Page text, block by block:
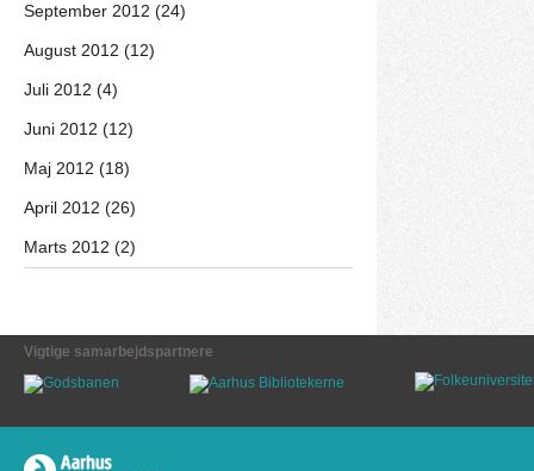
September 2012 (24)
August 2012 (12)
Juli 2012 (4)
Juni 2012 (12)
Maj 2012 (18)
April 2012 (26)
Marts 2012 (2)
Vigtige samarbejdspartnere